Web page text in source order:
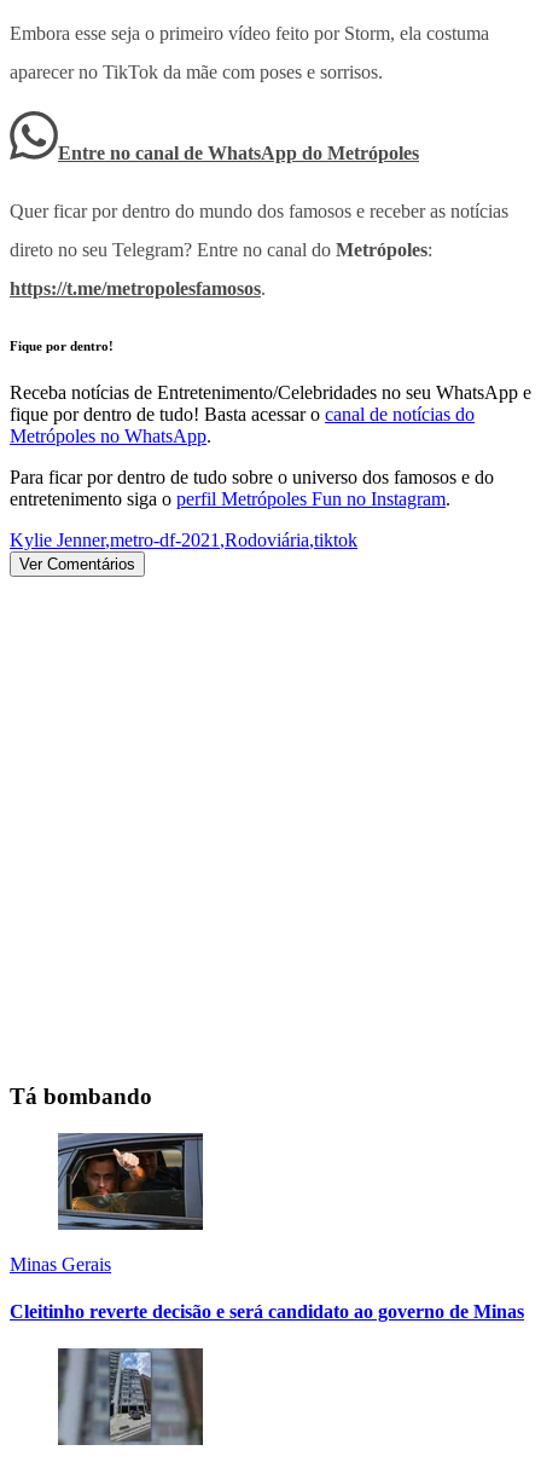
Embora esse seja o primeiro vídeo feito por Storm, ela costuma
aparecer no TikTok da mãe com poses e sorrisos.
Entre no canal de WhatsApp do Metrópoles
Quer ficar por dentro do mundo dos famosos e receber as notícias
direto no seu Telegram? Entre no canal do Metrópoles:
https://t.me/metropolesfamosos.
Fique por dentro!
Receba notícias de Entretenimento/Celebridades no seu WhatsApp e
fique por dentro de tudo! Basta acessar o canal de notícias do
Metrópoles no WhatsApp.
Para ficar por dentro de tudo sobre o universo dos famosos e do
entretenimento siga o perfil Metrópoles Fun no Instagram.
Kylie Jenner,metro-df-2021,Rodoviária,tiktok
Ver Comentários
Tá bombando
Minas Gerais
Cleitinho reverte decisão e será candidato ao governo de Minas